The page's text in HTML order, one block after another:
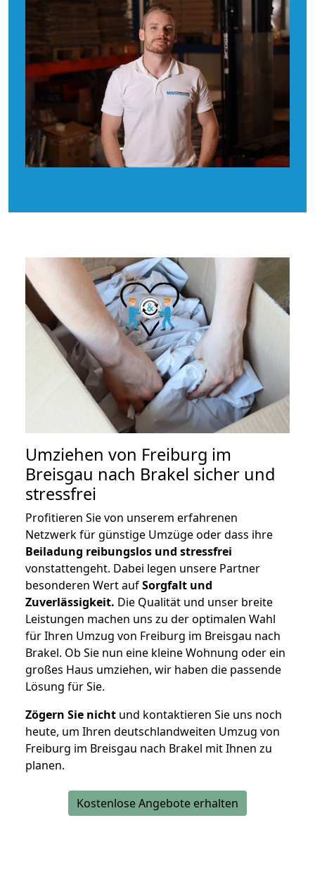
Umziehen von Freiburg im
Breisgau nach Brakel sicher und
stressfrei
Profitieren Sie von unserem erfahrenen
Netzwerk für günstige Umzüge oder dass ihre
Beiladung reibungslos und stressfrei
vonstattengeht. Dabei legen unsere Partner
besonderen Wert aufSorgfalt und
Zuverlässigkeit. Die Qualität und unser breite
Leistungen machen uns zu der optimalen Wahl
für Ihren Umzug von Freiburg im Breisgau nach
Brakel. Ob Sie nun eine kleine Wohnung oder ein
großes Haus umziehen, wir haben die passende
Lösung für Sie.
Zögern Sie nicht und kontaktieren Sie uns noch
heute, um Ihren deutschlandweiten Umzug von
Freiburg im Breisgau nach Brakel mit Ihnen zu
planen.
Kostenlose Angebote erhalten